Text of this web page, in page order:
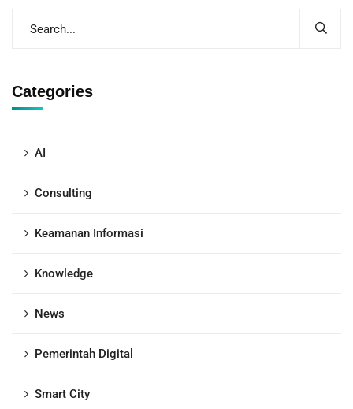
Categories
AI
Consulting
Keamanan Informasi
Knowledge
News
Pemerintah Digital
Smart City